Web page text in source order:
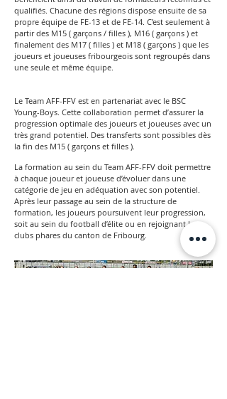
qualifiés. Chacune des régions dispose ensuite de sa
propre équipe de FE-13 et de FE-14. C’est seulement à
partir des M15 ( garçons / filles ), M16 ( garçons ) et
finalement des M17 ( filles ) et M18 ( garçons ) que les
joueurs et joueuses fribourgeois sont regroupés dans
une seule et même équipe.
Le Team AFF-FFV est en partenariat avec le BSC
Young-Boys. Cette collaboration permet d’assurer la
progression optimale des joueurs et joueuses avec un
très grand potentiel. Des transferts sont possibles dès
la fin des M15 ( garçons et filles ).
La formation au sein du Team AFF-FFV doit permettre
à chaque joueur et joueuse d’évoluer dans une
catégorie de jeu en adéquation avec son potentiel.
Après leur passage au sein de la structure de
formation, les joueurs poursuivent leur progression,
soit au sein du football d’élite ou en rejoignant les
clubs phares du canton de Fribourg.